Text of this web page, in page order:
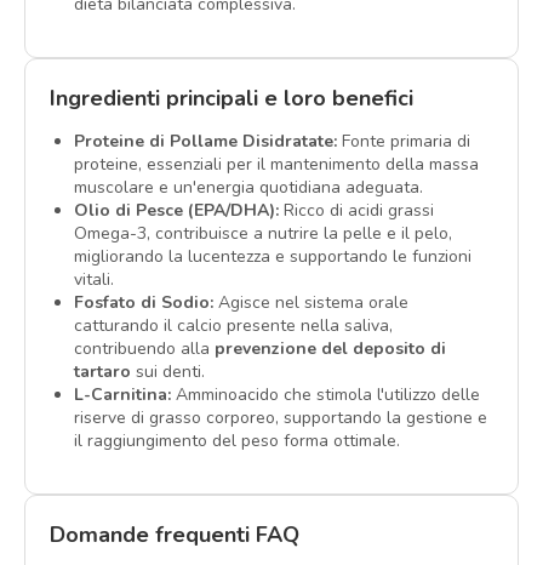
Ingredienti principali e loro benefici
Proteine di Pollame Disidratate: Fonte primaria di
proteine, essenziali per il mantenimento della massa
muscolare e un'energia quotidiana adeguata.
Olio di Pesce (EPA/DHA): Ricco di acidi grassi
Omega-3, contribuisce a nutrire la pelle e il pelo,
migliorando la lucentezza e supportando le funzioni
vitali.
Fosfato di Sodio: Agisce nel sistema orale
catturando il calcio presente nella saliva,
contribuendo alla prevenzione del deposito di
tartaro sui denti.
L-Carnitina: Amminoacido che stimola l'utilizzo delle
riserve di grasso corporeo, supportando la gestione e
il raggiungimento del peso forma ottimale.
Domande frequenti FAQ